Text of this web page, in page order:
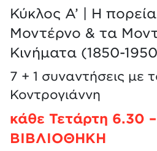
κάθε Τετάρτη 6.30
ΒΙΒΛΙΟΘΗΚΗ
Κύκλος Α’ | Η
Μοντέρνο & τα
Κινήματα (1850-
7 + 1 συναντήσεις με
Κοντρογιάννη